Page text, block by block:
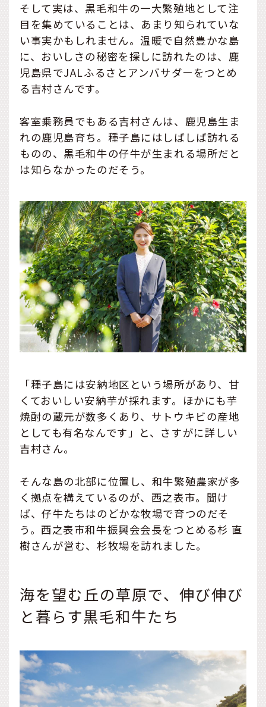
そして実は、黒毛和牛の一大繁殖地として注
目を集めていることは、あまり知られていな
い事実かもしれません。温暖で自然豊かな島
に、おいしさの秘密を探しに訪れたのは、鹿
児島県でJALふるさとアンバサダーをつとめ
る吉村さんです。
客室乗務員でもある吉村さんは、鹿児島生ま
れの鹿児島育ち。種子島にはしばしば訪れる
ものの、黒毛和牛の仔牛が生まれる場所だと
は知らなかったのだそう。
「種子島には安納地区という場所があり、甘
くておいしい安納芋が採れます。ほかにも芋
焼酎の蔵元が数多くあり、サトウキビの産地
としても有名なんです」と、さすがに詳しい
吉村さん。
そんな島の北部に位置し、和牛繁殖農家が多
く拠点を構えているのが、西之表市。聞け
ば、仔牛たちはのどかな牧場で育つのだそ
う。西之表市和牛振興会会長をつとめる杉 直
樹さんが営む、杉牧場を訪れました。
海を望む丘の草原で、伸び伸び
と暮らす黒毛和牛たち